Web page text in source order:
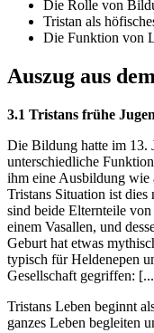
Die Rolle von
Tristan als
Die Funktion von
Auszug aus
3.1 Tristans frühe
Die Bildung hatte im 13.
unterschiedliche
ihm eine Ausbildung wie
Tristans Situation ist
sind beide Elternteile
einem Vasallen, und
Geburt hat etwas
typisch für Heldenepen
Gesellschaft gegriffen:
Tristans Leben beginnt
ganzes Leben begleiten